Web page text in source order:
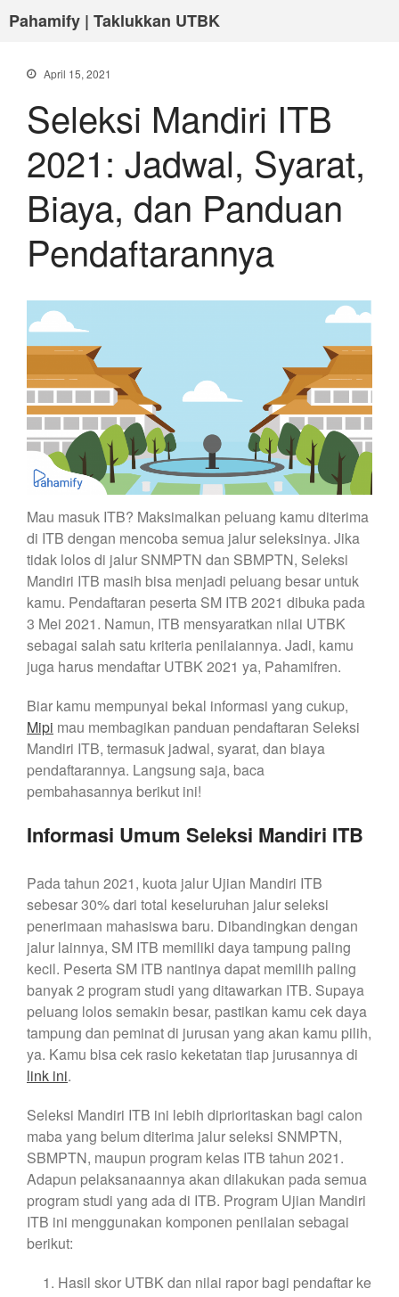
Pahamify | Taklukkan UTBK
April 15, 2021
Seleksi Mandiri ITB
2021: Jadwal, Syarat,
Biaya, dan Panduan
Pendaftarannya
Mau masuk ITB? Maksimalkan peluang kamu diterima
di ITB dengan mencoba semua jalur seleksinya. Jika
tidak lolos di jalur SNMPTN dan SBMPTN, Seleksi
Mandiri ITB masih bisa menjadi peluang besar untuk
kamu. Pendaftaran peserta SM ITB 2021 dibuka pada
3 Mei 2021. Namun, ITB mensyaratkan nilai UTBK
sebagai salah satu kriteria penilaiannya. Jadi, kamu
juga harus mendaftar UTBK 2021 ya, Pahamifren.
Biar kamu mempunyai bekal informasi yang cukup,
Mipi mau membagikan panduan pendaftaran Seleksi
Mandiri ITB, termasuk jadwal, syarat, dan biaya
pendaftarannya. Langsung saja, baca
pembahasannya berikut ini!
Informasi Umum Seleksi Mandiri ITB
Pada tahun 2021, kuota jalur Ujian Mandiri ITB
sebesar 30% dari total keseluruhan jalur seleksi
penerimaan mahasiswa baru. Dibandingkan dengan
jalur lainnya, SM ITB memiliki daya tampung paling
kecil. Peserta SM ITB nantinya dapat memilih paling
banyak 2 program studi yang ditawarkan ITB. Supaya
peluang lolos semakin besar, pastikan kamu cek daya
tampung dan peminat di jurusan yang akan kamu pilih,
ya. Kamu bisa cek rasio keketatan tiap jurusannya di
link ini.
Seleksi Mandiri ITB ini lebih diprioritaskan bagi calon
maba yang belum diterima jalur seleksi SNMPTN,
SBMPTN, maupun program kelas ITB tahun 2021.
Adapun pelaksanaannya akan dilakukan pada semua
program studi yang ada di ITB. Program Ujian Mandiri
ITB ini menggunakan komponen penilaian sebagai
berikut:
Hasil skor UTBK dan nilai rapor bagi pendaftar ke